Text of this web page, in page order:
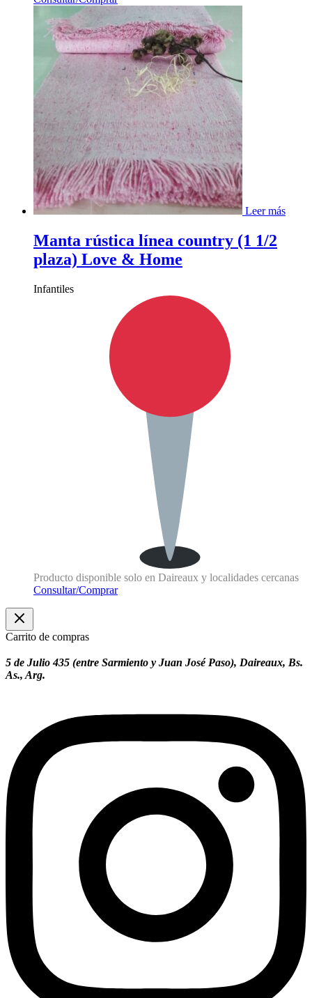
Leer más
Manta rústica línea country (1 1/2
plaza) Love & Home
Infantiles
Producto disponible solo en Daireaux y localidades cercanas
Consultar/Comprar
Carrito de compras
5 de Julio 435 (entre Sarmiento y Juan José Paso), Daireaux, Bs.
As., Arg.